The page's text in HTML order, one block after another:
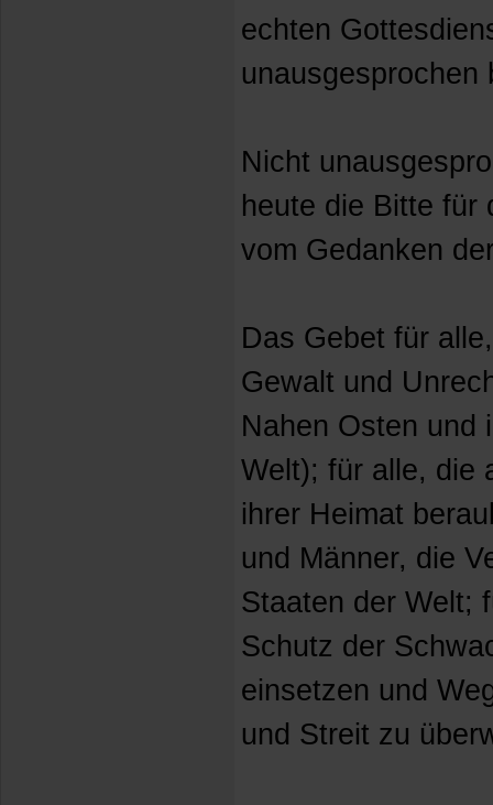
echten
unausgesprochen
Nicht
heute die Bitte für
vom Gedanken
Das Gebet für
Gewalt und
Nahen Osten und
Welt); für alle, die
ihrer Heimat
und Männer, die
Staaten der Welt;
Schutz der
einsetzen und
und Streit zu